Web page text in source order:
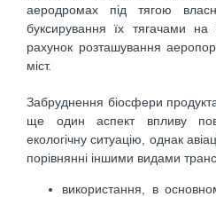
аеродромах під тягою
буксирування їх тягачами
рахунок розташування
міст.
Забруднення біосфери
ще один аспект впливу
екологічну ситуацію, однак
порівнянні іншими видами
використання, в